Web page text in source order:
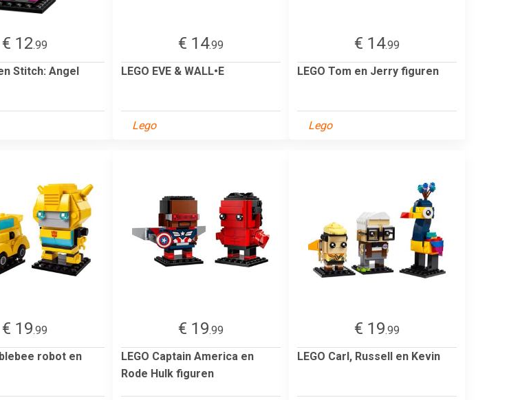
€ 12.99
Stitch: Angel
€ 14.99
LEGO EVE & WALL•E
Lego
€ 14.99
LEGO Tom en Jerry figuren
Lego
€ 19.99
robot en
€ 19.99
LEGO Captain America en
Rode Hulk figuren
€ 19.99
LEGO Carl, Russell en Kevin